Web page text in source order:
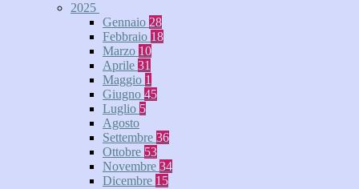
2025
Gennaio 28
Febbraio 18
Marzo 10
Aprile 31
Maggio 1
Giugno 45
Luglio 5
Agosto
Settembre 36
Ottobre 53
Novembre 34
Dicembre 15